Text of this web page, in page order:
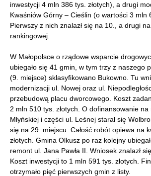
inwestycji 4 mln 386 tys. złotych), a drugi
Kwaśniów Górny – Cieślin (o wartości 3 mln
Pierwszy z nich znalazł się na 10., a drugi
rankingowej.
W Małopolsce o rządowe wsparcie
ubiegało się 41 gmin, w tym trzy z naszego
(9. miejsce) sklasyfikowano Bukowno. Tu
modernizacji ul. Nowej oraz ul.
przebudową placu dworcowego. Koszt
2 mln 510 tys. złotych. O dofinansowanie na
Młyńskiej i części ul. Leśnej starał się
się na 29. miejscu. Całość robót opiewa na
złotych. Gmina Olkusz po raz kolejny
remont ul. Jana Pawła II. Wniosek znalazł
Koszt inwestycji to 1 mln 591 tys. złotych.
otrzymało pięć pierwszych gmin z listy.